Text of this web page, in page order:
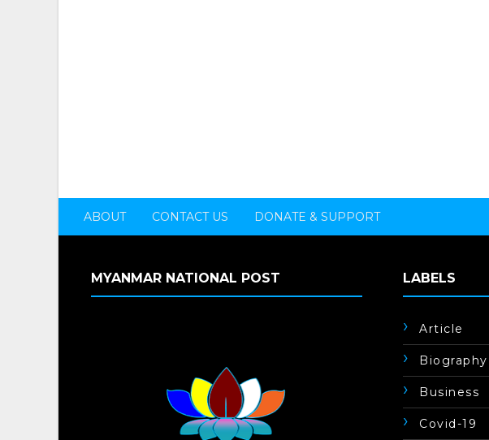
ABOUT CONTACT US DONATE & SUPPORT
MYANMAR NATIONAL POST LABELS
Article
Biography
Business
Covid-19